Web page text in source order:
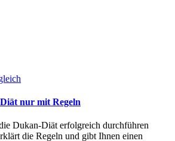
nur mit Regeln
Dukan-Diät erfolgreich durchführen
die Regeln und gibt Ihnen einen